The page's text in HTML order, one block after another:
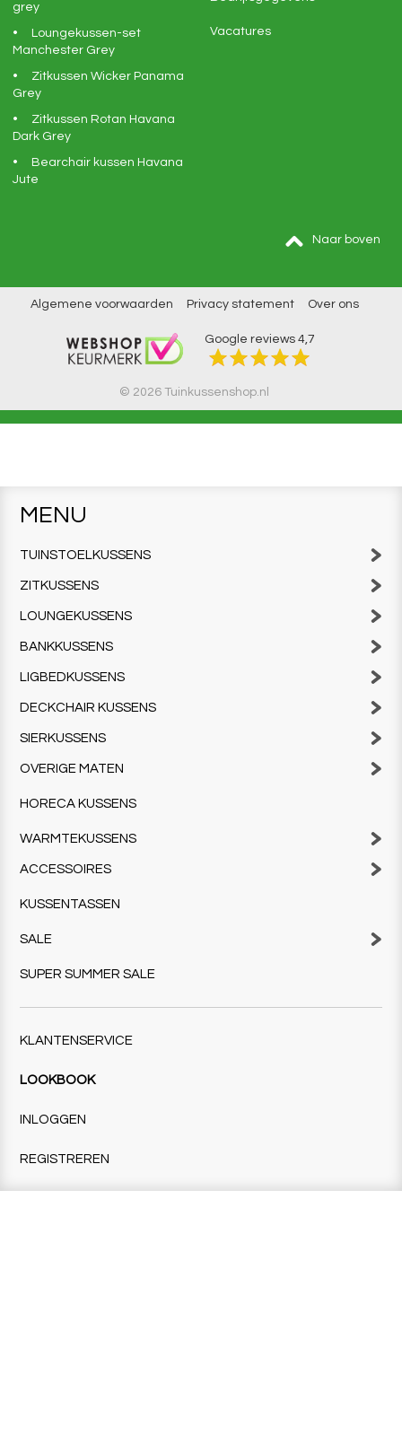
grey
Loungekussen-set
Manchester Grey
Zitkussen Wicker Panama
Grey
Zitkussen Rotan Havana
Dark Grey
Bearchair kussen Havana
Jute
Vacatures
Naar boven
Algemene voorwaarden Privacy statement Over ons
Google reviews 4,7
© 2026 Tuinkussenshop.nl
MENU
TUINSTOELKUSSENS
ZITKUSSENS
LOUNGEKUSSENS
BANKKUSSENS
LIGBEDKUSSENS
DECKCHAIR KUSSENS
SIERKUSSENS
OVERIGE MATEN
HORECA KUSSENS
WARMTEKUSSENS
ACCESSOIRES
KUSSENTASSEN
SALE
SUPER SUMMER SALE
KLANTENSERVICE
LOOKBOOK
INLOGGEN
REGISTREREN